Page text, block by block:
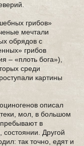
грибов»
мечтали
обрядов с
грибов
– «плоть бога»),
среди
картины
описал
мол, в большом
в
Другой
так точно, едят и